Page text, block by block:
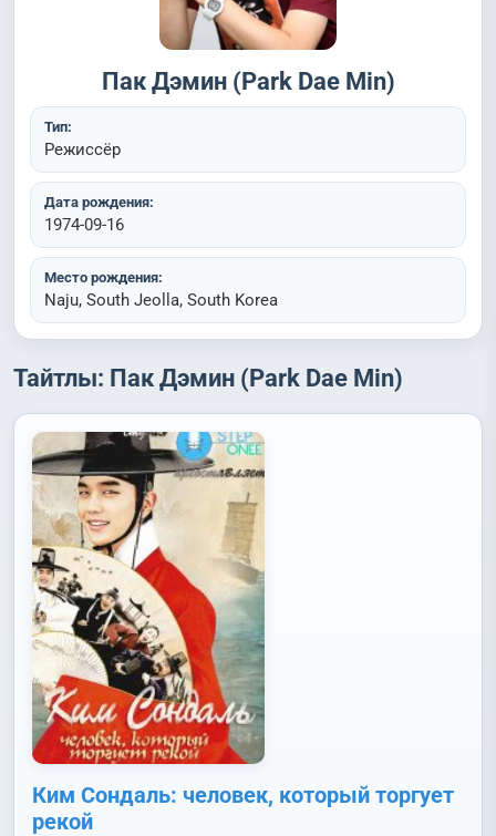
Пак Дэмин (Park Dae Min)
Тип:
Режиссёр
Дата рождения:
1974-09-16
Место рождения:
Naju, South Jeolla, South Korea
Тайтлы: Пак Дэмин (Park Dae Min)
Ким Сондаль: человек, который торгует
рекой